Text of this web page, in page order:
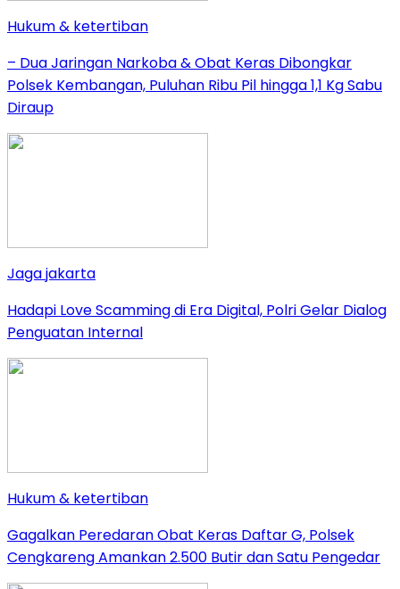
Hukum & ketertiban
– Dua Jaringan Narkoba & Obat Keras Dibongkar
Polsek Kembangan, Puluhan Ribu Pil hingga 1,1 Kg Sabu
Diraup
Jaga jakarta
Hadapi Love Scamming di Era Digital, Polri Gelar Dialog
Penguatan Internal
Hukum & ketertiban
Gagalkan Peredaran Obat Keras Daftar G, Polsek
Cengkareng Amankan 2.500 Butir dan Satu Pengedar